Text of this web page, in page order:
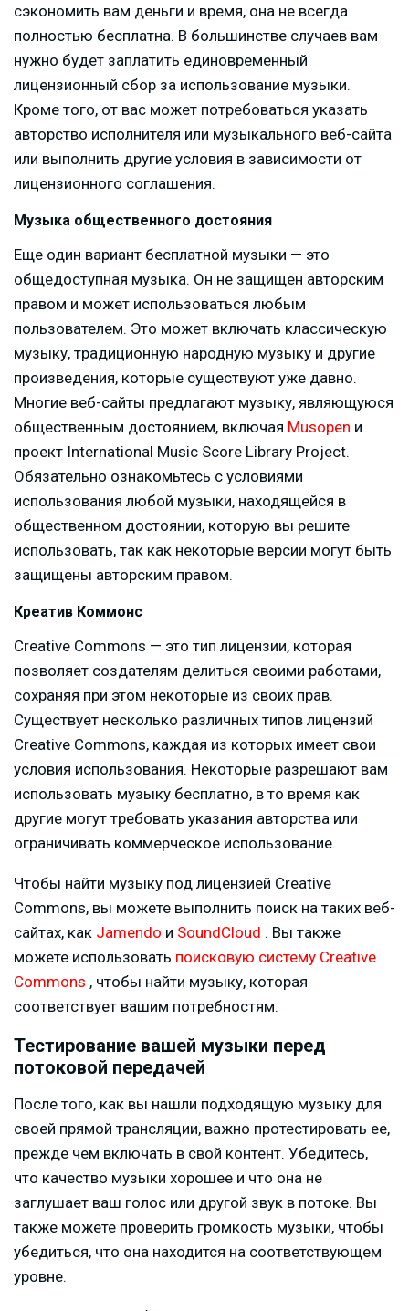
сэкономить вам деньги и время, она не всегда
полностью бесплатна. В большинстве случаев вам
нужно будет заплатить единовременный
лицензионный сбор за использование музыки.
Кроме того, от вас может потребоваться указать
авторство исполнителя или музыкального веб-сайта
или выполнить другие условия в зависимости от
лицензионного соглашения.
Музыка общественного достояния
Еще один вариант бесплатной музыки — это
общедоступная музыка. Он не защищен авторским
правом и может использоваться любым
пользователем. Это может включать классическую
музыку, традиционную народную музыку и другие
произведения, которые существуют уже давно.
Многие веб-сайты предлагают музыку, являющуюся
общественным достоянием, включая Musopen и
проект International Music Score Library Project.
Обязательно ознакомьтесь с условиями
использования любой музыки, находящейся в
общественном достоянии, которую вы решите
использовать, так как некоторые версии могут быть
защищены авторским правом.
Креатив Коммонс
Creative Commons — это тип лицензии, которая
позволяет создателям делиться своими работами,
сохраняя при этом некоторые из своих прав.
Существует несколько различных типов лицензий
Creative Commons, каждая из которых имеет свои
условия использования. Некоторые разрешают вам
использовать музыку бесплатно, в то время как
другие могут требовать указания авторства или
ограничивать коммерческое использование.
Чтобы найти музыку под лицензией Creative
Commons, вы можете выполнить поиск на таких веб-
сайтах, как Jamendo и SoundCloud . Вы также
можете использовать поисковую систему Creative
Commons , чтобы найти музыку, которая
соответствует вашим потребностям.
Тестирование вашей музыки перед
потоковой передачей
После того, как вы нашли подходящую музыку для
своей прямой трансляции, важно протестировать ее,
прежде чем включать в свой контент. Убедитесь,
что качество музыки хорошее и что она не
заглушает ваш голос или другой звук в потоке. Вы
также можете проверить громкость музыки, чтобы
убедиться, что она находится на соответствующем
уровне.